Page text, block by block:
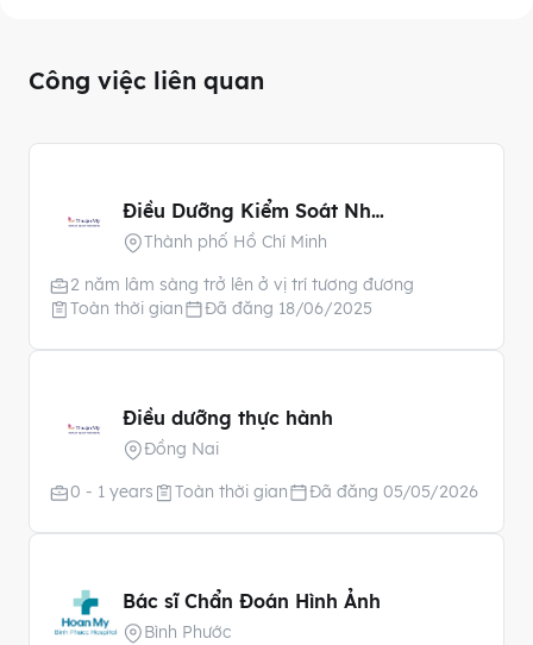
Công việc liên quan
Điều Dưỡng Kiểm Soát Nhiễm Khuẩn
Thành phố Hồ Chí Minh
2 năm lâm sàng trở lên ở vị trí tương đương
Toàn thời gian
Đã đăng 18/06/2025
Điều dưỡng thực hành
Đồng Nai
0 - 1 years
Toàn thời gian Đã đăng 05/05/2026
Bác sĩ Chẩn Đoán Hình Ảnh
Bình Phước